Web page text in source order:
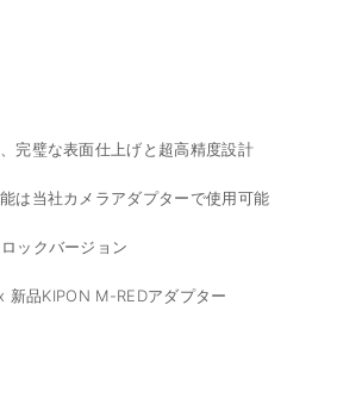
完璧な表面仕上げと超高精度設計
は当社カメラアダプターで使用可能
ックバージョン
新品KIPON M-REDアダプター